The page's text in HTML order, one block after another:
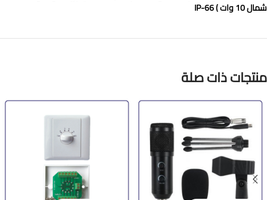
شمال 10 وات ) IP-66
منتجات ذات صلة